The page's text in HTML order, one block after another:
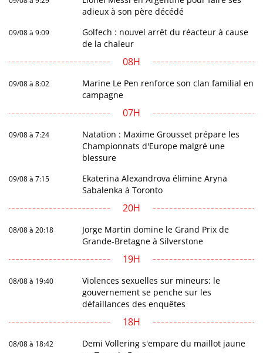
adieux à son père décédé
09/08 à 9:09
Golfech : nouvel arrêt du réacteur à cause
de la chaleur
08H
09/08 à 8:02
Marine Le Pen renforce son clan familial en
campagne
07H
09/08 à 7:24
Natation : Maxime Grousset prépare les
Championnats d'Europe malgré une
blessure
09/08 à 7:15
Ekaterina Alexandrova élimine Aryna
Sabalenka à Toronto
20H
08/08 à 20:18
Jorge Martin domine le Grand Prix de
Grande-Bretagne à Silverstone
19H
08/08 à 19:40
Violences sexuelles sur mineurs: le
gouvernement se penche sur les
défaillances des enquêtes
18H
08/08 à 18:42
Demi Vollering s'empare du maillot jaune